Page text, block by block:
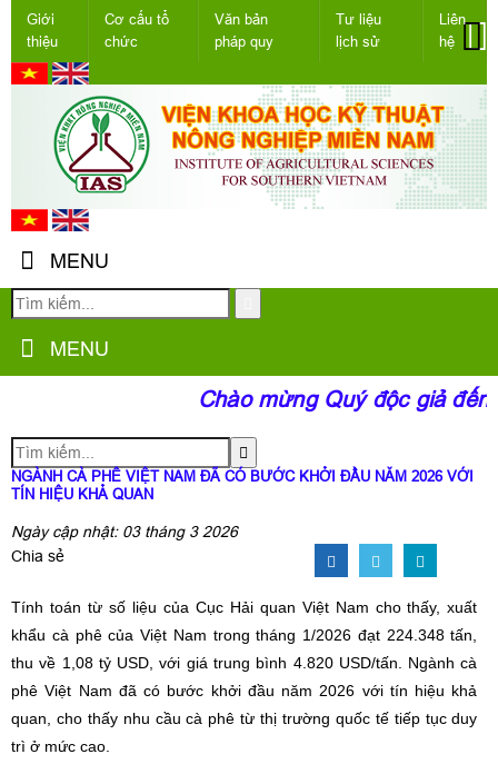
Giới
thiệu
Cơ cấu tổ
chức
Văn bản
pháp quy
Tư liệu
lịch sử
Liên
hệ
MENU
MENU
Chào mừng Quý độc giả
NGÀNH CÀ PHÊ VIỆT NAM ĐÃ CÓ BƯỚC KHỞI ĐẦU NĂM 2026 VỚI
TÍN HIỆU KHẢ QUAN
Ngày cập nhật: 03 tháng 3 2026
Chia sẻ
Tính toán từ số liệu của Cục Hải quan Việt Nam cho thấy, xuất
khẩu cà phê của Việt Nam trong tháng 1/2026 đạt 224.348 tấn,
thu về 1,08 tỷ USD, với giá trung bình 4.820 USD/tấn. Ngành cà
phê Việt Nam đã có bước khởi đầu năm 2026 với tín hiệu khả
quan, cho thấy nhu cầu cà phê từ thị trường quốc tế tiếp tục duy
trì ở mức cao.